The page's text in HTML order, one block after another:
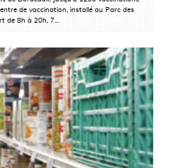
de vaccination, installé au Parc des
de 8h à 20h, 7…